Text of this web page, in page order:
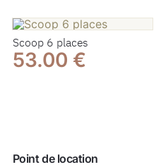
Scoop 6 places
53.00 €
Point de location